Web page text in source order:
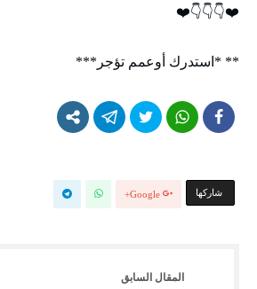
❤️👇👇👇❤️
** *استدرك أوعمم تؤجر***
‫‫ شاركها‬ Google+